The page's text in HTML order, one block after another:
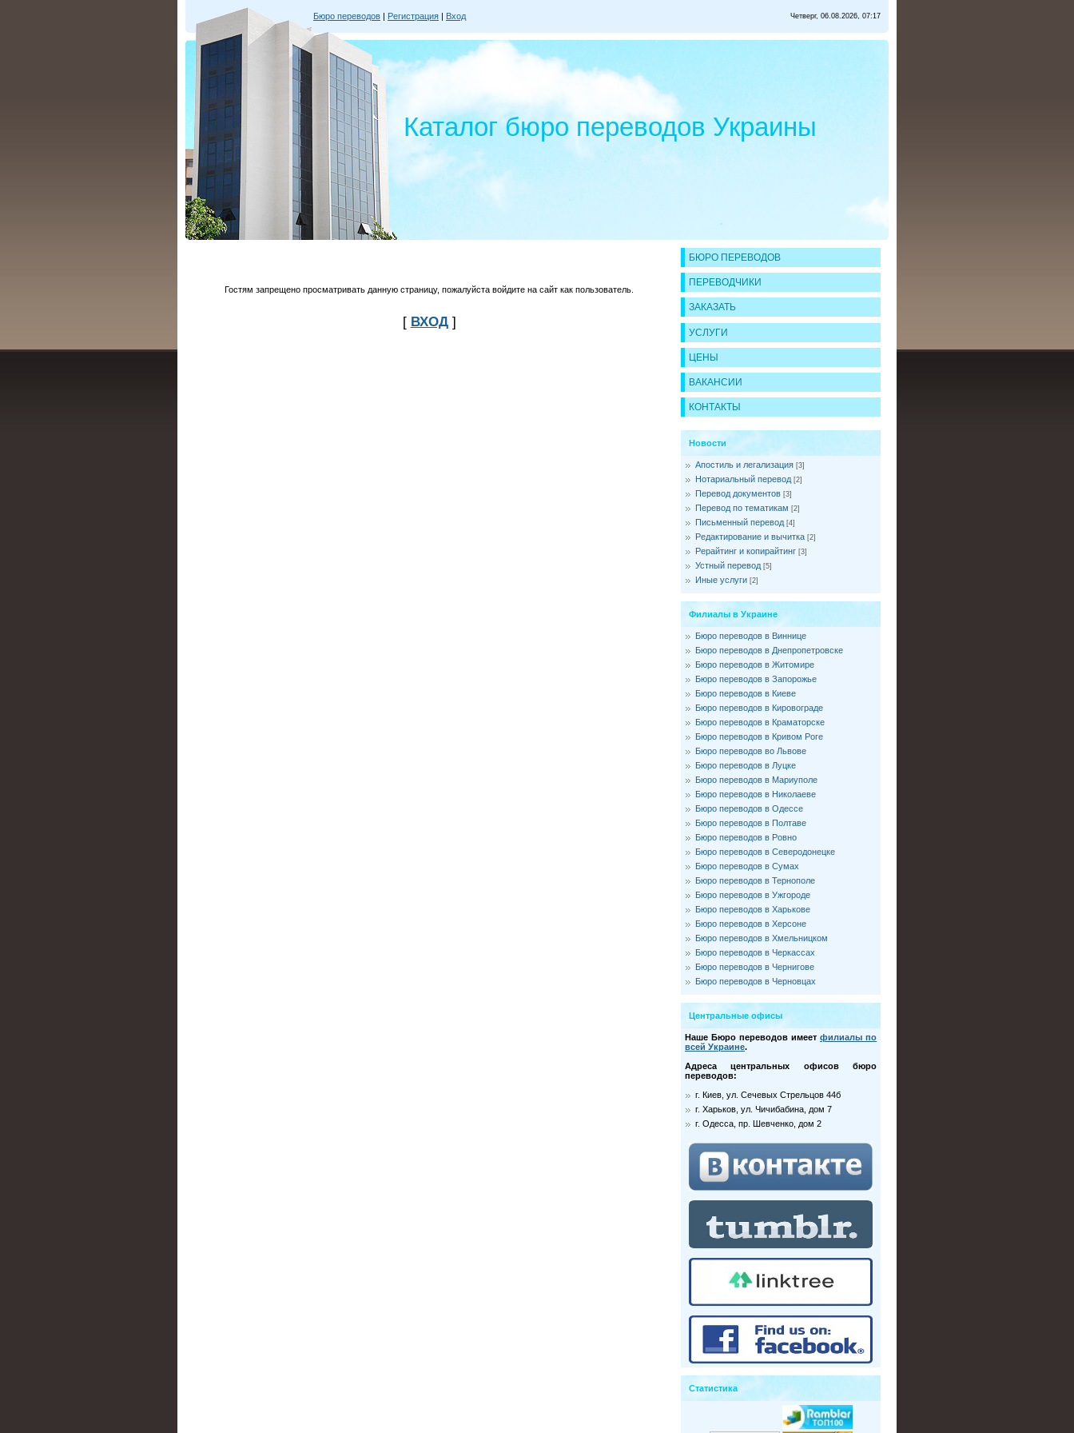
Бюро переводов | Регистрация | Вход Четверг, 06.08.2026, 07:17
Каталог бюро переводов Украины
Гостям запрещено просматривать данную страницу, пожалуйста войдите на сайт как пользователь.
[ ВХОД]
БЮРО ПЕРЕВОДОВ
ПЕРЕВОДЧИКИ
ЗАКАЗАТЬ
УСЛУГИ
ЦЕНЫ
ВАКАНСИИ
КОНТАКТЫ
Новости
Апостиль и легализация [3]
Нотариальный перевод [2]
Перевод документов [3]
Перевод по тематикам [2]
Письменный перевод [4]
Редактирование и вычитка [2]
Рерайтинг и копирайтинг [3]
Устный перевод [5]
Иные услуги [2]
Филиалы в Украине
Бюро переводов в Виннице
Бюро переводов в Днепропетровске
Бюро переводов в Житомире
Бюро переводов в Запорожье
Бюро переводов в Киеве
Бюро переводов в Кировограде
Бюро переводов в Краматорске
Бюро переводов в Кривом Роге
Бюро переводов во Львове
Бюро переводов в Луцке
Бюро переводов в Мариуполе
Бюро переводов в Николаеве
Бюро переводов в Одессе
Бюро переводов в Полтаве
Бюро переводов в Ровно
Бюро переводов в Северодонецке
Бюро переводов в Сумах
Бюро переводов в Тернополе
Бюро переводов в Ужгороде
Бюро переводов в Харькове
Бюро переводов в Херсоне
Бюро переводов в Хмельницком
Бюро переводов в Черкассах
Бюро переводов в Чернигове
Бюро переводов в Черновцах
Центральные офисы
Наше Бюро переводов имеет филиалы по
всей Украине.
Адреса центральных офисов бюро
переводов:
г. Киев, ул. Сечевых Стрельцов 44б
г. Харьков, ул. Чичибабина, дом 7
г. Одесса, пр. Шевченко, дом 2
Статистика